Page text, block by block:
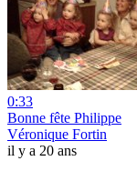
0:33
Bonne fête Philippe
Véronique Fortin
il y a 20 ans